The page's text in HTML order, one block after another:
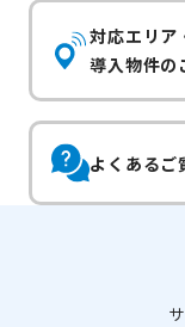
対応エリア
導入物件の
よくあるご